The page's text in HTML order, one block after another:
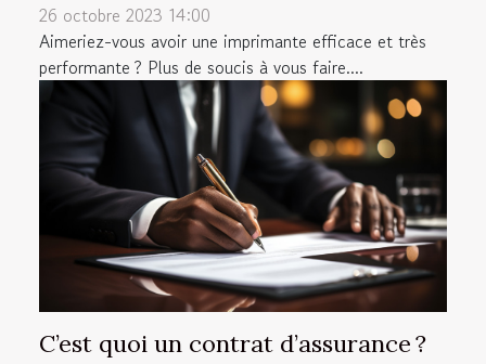
26 octobre 2023 14:00
Aimeriez-vous avoir une imprimante efficace et très
performante ? Plus de soucis à vous faire....
C’est quoi un contrat d’assurance ?